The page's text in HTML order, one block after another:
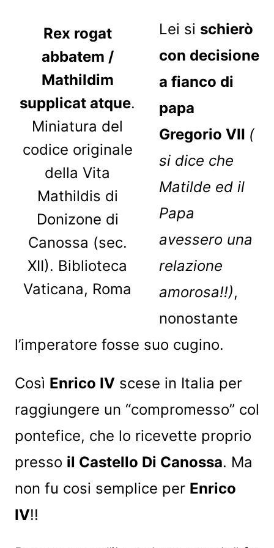
Rex rogat
abbatem /
Mathildim
supplicat atque.
Miniatura del
codice originale
della Vita
Mathildis di
Donizone di
Canossa (sec.
XII). Biblioteca
Vaticana, Roma
Lei si schierò
con decisione
a fianco di
papa
Gregorio VII (
si dice che
Matilde ed il
Papa
avessero una
relazione
amorosa!!),
nonostante
l’imperatore fosse suo cugino.
Così Enrico IVscese in Italia per
raggiungere un “compromesso” col
pontefice, che lo ricevette proprio
presso il Castello Di Canossa. Ma
non fu cosi semplice per Enrico
IV!!